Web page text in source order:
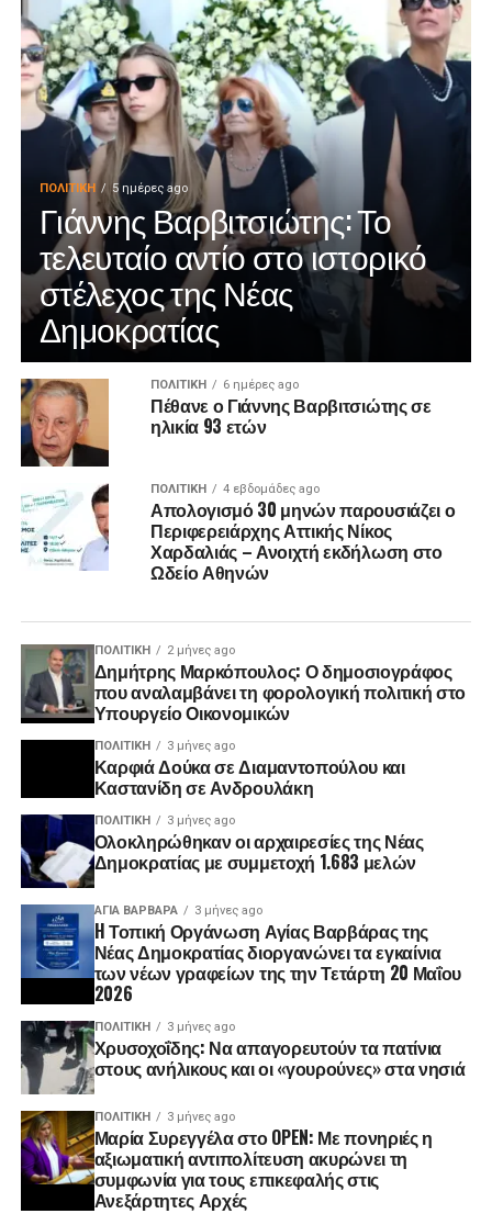
ΠΟΛΙΤΙΚΉ 5 ημέρες ago
Γιάννης Βαρβιτσιώτης: Το
τελευταίο αντίο στο ιστορικό
στέλεχος της Νέας
Δημοκρατίας
ΠΟΛΙΤΙΚΉ 6 ημέρες ago
Πέθανε ο Γιάννης Βαρβιτσιώτης σε
ηλικία 93 ετών
ΠΟΛΙΤΙΚΉ 4 εβδομάδες ago
Απολογισμό 30 μηνών παρουσιάζει ο
Περιφερειάρχης Αττικής Νίκος
Χαρδαλιάς – Ανοιχτή εκδήλωση στο
Ωδείο Αθηνών
ΠΟΛΙΤΙΚΉ 2 μήνες ago
Δημήτρης Μαρκόπουλος: Ο δημοσιογράφος
που αναλαμβάνει τη φορολογική πολιτική στο
Υπουργείο Οικονομικών
ΠΟΛΙΤΙΚΉ 3 μήνες ago
Καρφιά Δούκα σε Διαμαντοπούλου και
Καστανίδη σε Ανδρουλάκη
ΠΟΛΙΤΙΚΉ 3 μήνες ago
Ολοκληρώθηκαν οι αρχαιρεσίες της Νέας
Δημοκρατίας με συμμετοχή 1.683 μελών
ΑΓΙΑ ΒΑΡΒΑΡΑ 3 μήνες ago
H Τοπική Οργάνωση Αγίας Βαρβάρας της
Νέας Δημοκρατίας διοργανώνει τα εγκαίνια
των νέων γραφείων της την Τετάρτη 20 Μαΐου
2026
ΠΟΛΙΤΙΚΉ 3 μήνες ago
Χρυσοχοΐδης: Να απαγορευτούν τα πατίνια
στους ανήλικους και οι «γουρούνες» στα νησιά
ΠΟΛΙΤΙΚΉ 3 μήνες ago
Μαρία Συρεγγέλα στο OPEN: Με πονηριές η
αξιωματική αντιπολίτευση ακυρώνει τη
συμφωνία για τους επικεφαλής στις
Ανεξάρτητες Αρχές